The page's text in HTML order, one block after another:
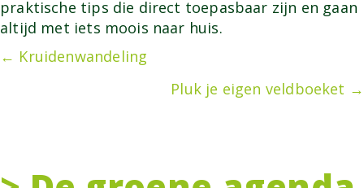
praktische tips die direct toepasbaar zijn en gaan
altijd met iets moois naar huis.
Posts
navigation
← Kruidenwandeling
Pluk je eigen veldboeket →